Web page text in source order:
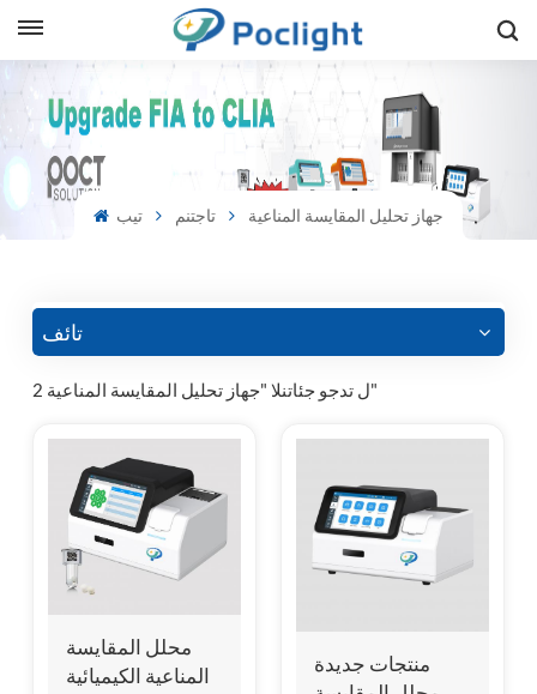
تيب تاجتنم جهاز تحليل المقايسة المناعية
تائف
2 ل تدجو جئاتنلا "جهاز تحليل المقايسة المناعية"
محلل المقايسة
المناعية الكيميائية
منتجات جديدة